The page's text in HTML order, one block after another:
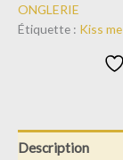
ONGLERIE
Étiquette : Kiss me
Description